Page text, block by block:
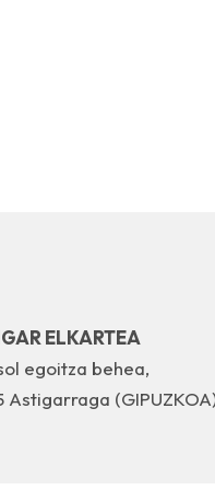
ELKARTEA
egoitza behea,
Astigarraga